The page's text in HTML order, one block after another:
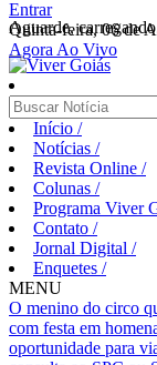
Aguarde,
Entrar
Quinta-feira, 06 de
Agora Ao Vivo
Início /
Notícias /
Revista Online /
Colunas /
Programa Viver
Contato /
Jornal Digital /
Enquetes /
MENU
O menino do circo
com festa em
oportunidade para